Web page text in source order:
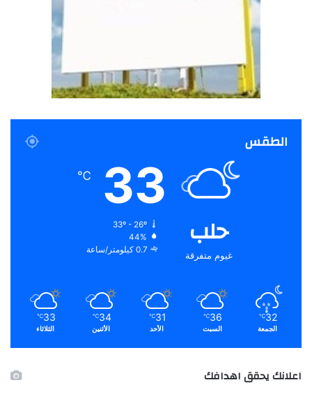
الطقس
حلب
غيوم متفرقة
33
℃
33º - 26º
44%
0.7 كيلومتر/ساعة
32
℃
الجمعة
36
℃
السبت
31
℃
الأحد
34
℃
الأثنين
33
℃
الثلاثاء
اعلانك يحقق اهدافك